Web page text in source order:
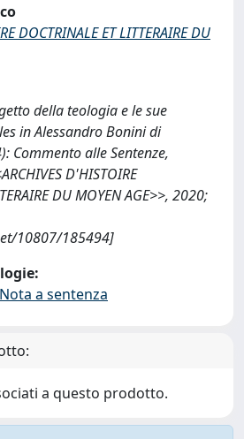
DOCTRINALE ET LITTERAIRE DU
della teologia e le sue
in Alessandro Bonini di
Commento alle Sentenze,
D'HISTOIRE
DU MOYEN AGE>>, 2020;
10807/185494]
a sentenza
a questo prodotto.